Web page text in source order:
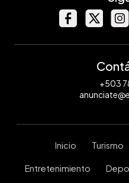
+503
Inicio Turismo
Entretenimiento